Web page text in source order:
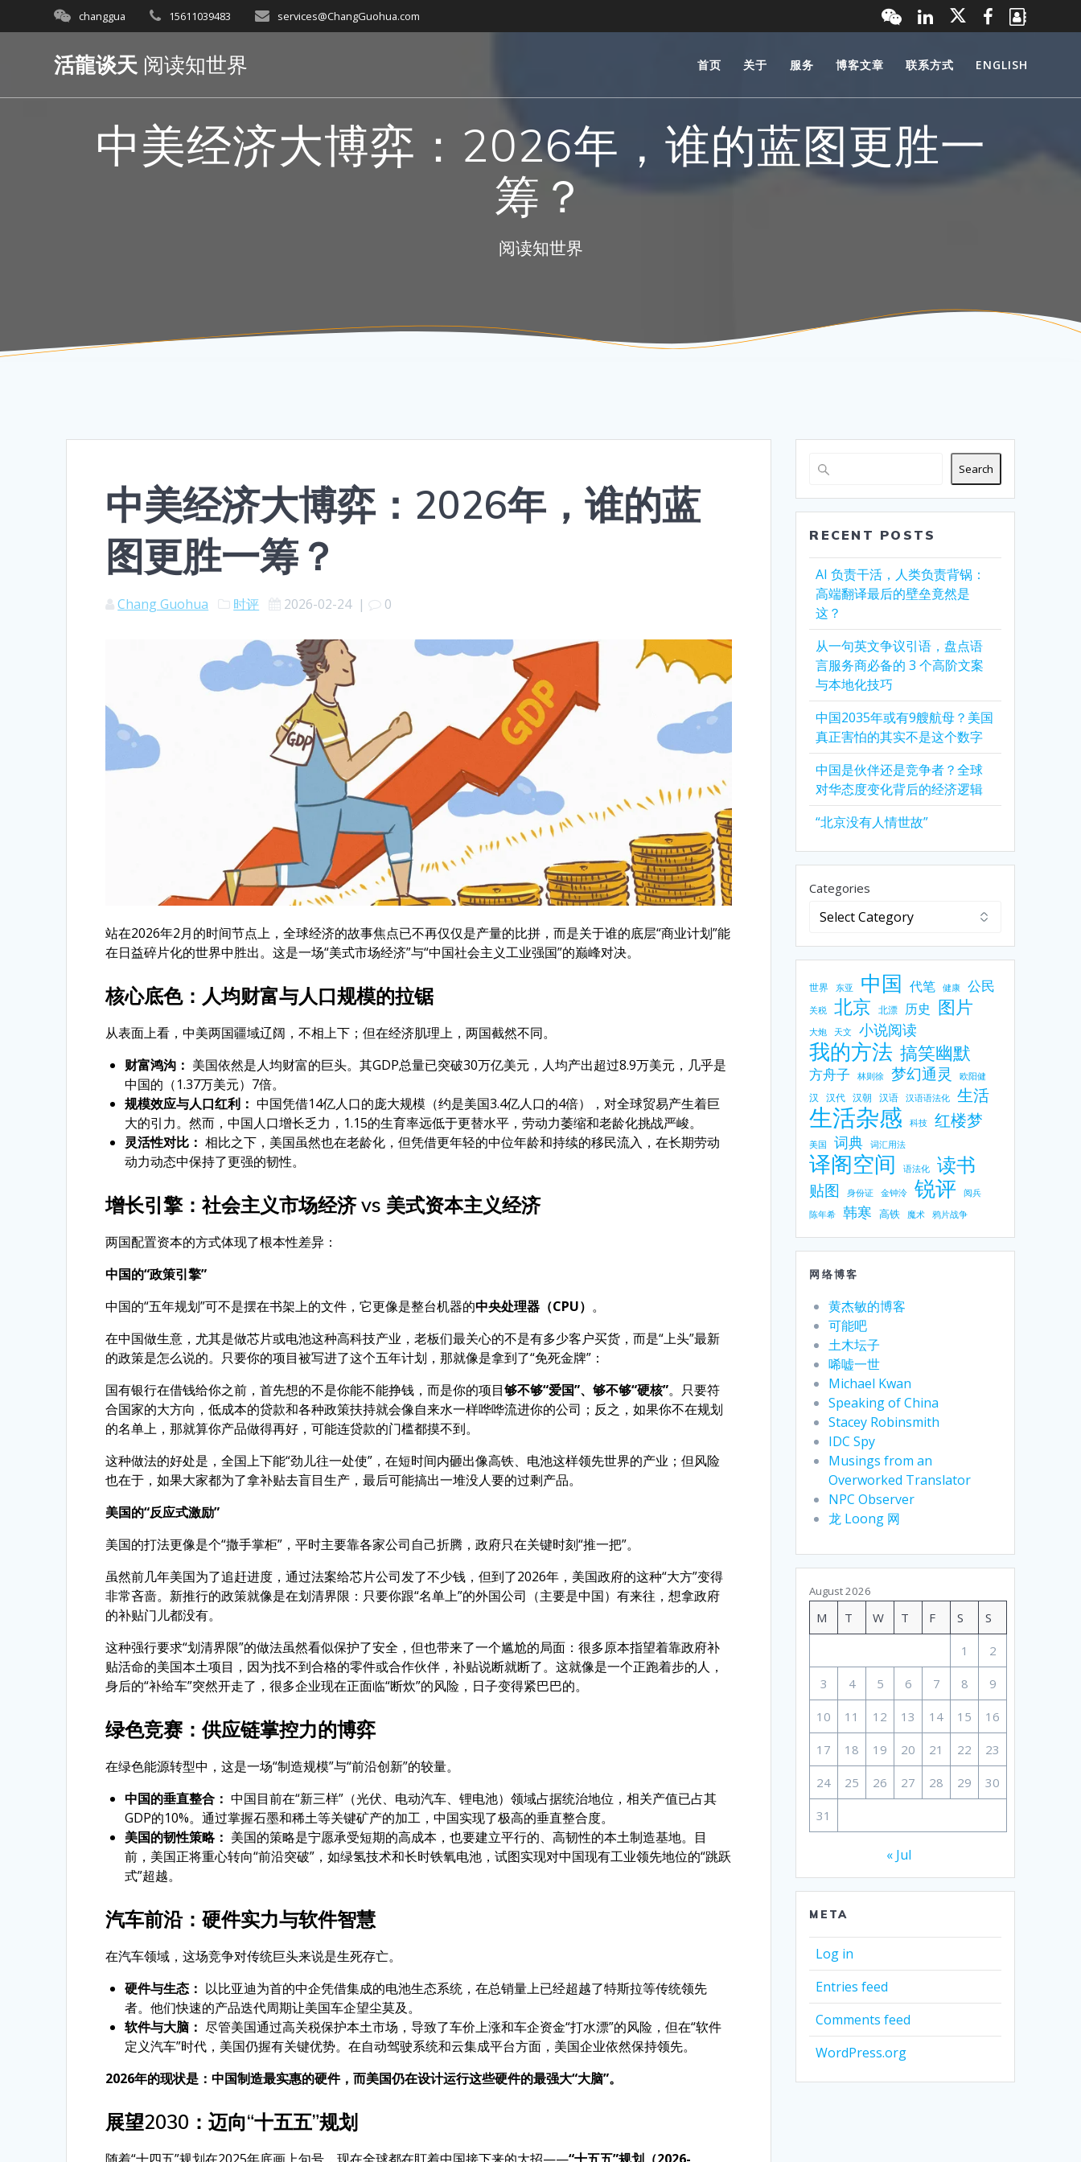
to
changgua 15611039483 services@ChangGuohua.com
活龍谈天阅读知世界 首页 关于 服务 博客文章 联系方式 ENGLISH
中美经济大博弈：2026年，谁的蓝图更胜一
筹？
阅读知世界
中美经济大博弈：2026年，谁的蓝
图更胜一筹？
Chang Guohua 时评 2026-02-24| 0
站在2026年2月的时间节点上，全球经济的故事焦点已不再仅仅是产量的比拼，而是关于谁的底层“商业计划”能
在日益碎片化的世界中胜出。这是一场“美式市场经济”与“中国社会主义工业强国”的巅峰对决。
核心底色：人均财富与人口规模的拉锯
从表面上看，中美两国疆域辽阔，不相上下；但在经济肌理上，两国截然不同。
财富鸿沟： 美国依然是人均财富的巨头。其GDP总量已突破30万亿美元，人均产出超过8.9万美元，几乎是
中国的（1.37万美元）7倍。
规模效应与人口红利： 中国凭借14亿人口的庞大规模（约是美国3.4亿人口的4倍），对全球贸易产生着巨
大的引力。然而，中国人口增长乏力，1.15的生育率远低于更替水平，劳动力萎缩和老龄化挑战严峻。
灵活性对比： 相比之下，美国虽然也在老龄化，但凭借更年轻的中位年龄和持续的移民流入，在长期劳动
动力动态中保持了更强的韧性。
增长引擎：社会主义市场经济 vs 美式资本主义经济
两国配置资本的方式体现了根本性差异：
中国的“政策引擎”
中国的“五年规划”可不是摆在书架上的文件，它更像是整台机器的中央处理器（CPU） 。
在中国做生意，尤其是做芯片或电池这种高科技产业，老板们最关心的不是有多少客户买货，而是“上头”最新
的政策是怎么说的。只要你的项目被写进了这个五年计划，那就像是拿到了“免死金牌”：
国有银行在借钱给你之前，首先想的不是你能不能挣钱，而是你的项目够不够“爱国”、够不够“硬核”。只要符
合国家的大方向，低成本的贷款和各种政策扶持就会像自来水一样哗哗流进你的公司；反之，如果你不在规划
的名单上，那就算你产品做得再好，可能连贷款的门槛都摸不到。
这种做法的好处是，全国上下能“劲儿往一处使”，在短时间内砸出像高铁、电池这样领先世界的产业；但风险
也在于，如果大家都为了拿补贴去盲目生产，最后可能搞出一堆没人要的过剩产品。
美国的“反应式激励”
美国的打法更像是个“撒手掌柜”，平时主要靠各家公司自己折腾，政府只在关键时刻“推一把”。
虽然前几年美国为了追赶进度，通过法案给芯片公司发了不少钱，但到了2026年，美国政府的这种“大方”变得
非常吝啬。新推行的政策就像是在划清界限：只要你跟“名单上”的外国公司（主要是中国）有来往，想拿政府
的补贴门儿都没有。
这种强行要求“划清界限”的做法虽然看似保护了安全，但也带来了一个尴尬的局面：很多原本指望着靠政府补
贴活命的美国本土项目，因为找不到合格的零件或合作伙伴，补贴说断就断了。这就像是一个正跑着步的人，
身后的“补给车”突然开走了，很多企业现在正面临“断炊”的风险，日子变得紧巴巴的。
绿色竞赛：供应链掌控力的博弈
在绿色能源转型中，这是一场“制造规模”与“前沿创新”的较量。
中国的垂直整合： 中国目前在“新三样”（光伏、电动汽车、锂电池）领域占据统治地位，相关产值已占其
GDP的10%。通过掌握石墨和稀土等关键矿产的加工，中国实现了极高的垂直整合度。
美国的韧性策略： 美国的策略是宁愿承受短期的高成本，也要建立平行的、高韧性的本土制造基地。目
前，美国正将重心转向“前沿突破”，如绿氢技术和长时铁氧电池，试图实现对中国现有工业领先地位的“跳跃
式”超越。
汽车前沿：硬件实力与软件智慧
在汽车领域，这场竞争对传统巨头来说是生死存亡。
硬件与生态： 以比亚迪为首的中企凭借集成的电池生态系统，在总销量上已经超越了特斯拉等传统领先
者。他们快速的产品迭代周期让美国车企望尘莫及。
软件与大脑： 尽管美国通过高关税保护本土市场，导致了车价上涨和车企资金“打水漂”的风险，但在“软件
定义汽车”时代，美国仍握有关键优势。在自动驾驶系统和云集成平台方面，美国企业依然保持领先。
2026年的现状是：中国制造最实惠的硬件，而美国仍在设计运行这些硬件的最强大“大脑”。
展望2030：迈向“十五五”规划
Search
RECENT POSTS
AI 负责干活，人类负责背锅：
高端翻译最后的壁垒竟然是
这？
从一句英文争议引语，盘点语
言服务商必备的 3 个高阶文案
与本地化技巧
中国2035年或有9艘航母？美国
真正害怕的其实不是这个数字
中国是伙伴还是竞争者？全球
对华态度变化背后的经济逻辑
“北京没有人情世故”
Categories
世界 东亚 中国 代笔 健康 公民
关税 北京 北漂 历史 图片
大炮 天文 小说阅读
我的方法 搞笑幽默
方舟子 林则徐 梦幻通灵 欧阳健
汉 汉代 汉朝 汉语 汉语语法化 生活
生活杂感 科技 红楼梦
美国 词典 词汇用法
译阁空间 语法化 读书
贴图 身份证 金钟泠 锐评
阅兵
陈年希
韩寒 高铁 魔术 鸦片战争
网络博客
黄杰敏的博客
可能吧
土木坛子
唏嘘一世
Michael Kwan
Speaking of China
Stacey Robinsmith
IDC Spy
Musings from an
Overworked Translator
NPC Observer
龙 Loong 网
August 2026
M T W T F S S
1 2
3 4 5 6 7 8 9
10 11 12 13 14 15 16
17 18 19 20 21 22 23
24 25 26 27 28 29 30
31
« Jul
META
Log in
Entries feed
Comments feed
WordPress.org